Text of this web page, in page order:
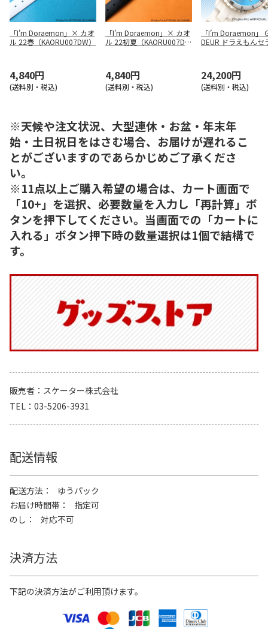
「I’m Doraemon」× カオ
ル 22春（KAORU007DW）
4,840円
(送料別・税込)
「I’m Doraemon」× カオ
ル 22初夏（KAORU007D
4,840円
(送料別・税込)
「I’m Doraemon」
DEUR ドラえもんセ
24,200円
(送料別・税込)
※天候や注文状況、大型連休・お盆・年末年
始・土日祝日をはさむ場合、お届けが遅れるこ
とがございますのであらかじめご了承くださ
い。
※11点以上ご購入希望の場合は、カート画面で
「10+」を選択、必要数量を入力し「再計算」ボ
タンを押下してください。当画面での「カートに
入れる」ボタン押下時の数量選択は1個で結構で
す。
販売者
スケーター株式会社
TEL
03-5206-3931
配送情報
配送方法
ゆうパック
お届け時間帯
指定可
のし
対応不可
決済方法
下記の決済方法がご利用頂けます。